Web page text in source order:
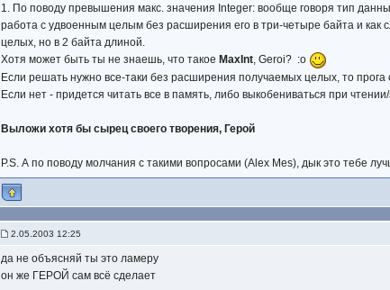
1. По поводу превышения макс. значения Integer: вообще говоря тип
работа с удвоенным целым без расширения его в три-четыре байта и как
целых, но в 2 байта длиной.
Хотя может быть ты не знаешь, что такое MaxInt, Geroi? :o
Если решать нужно все-таки без расширения получаемых целых, то
Если нет - придется читать все в память, либо выкобениваться при
Выложи хотя бы сырец своего творения, Герой
P.S. А по поводу молчания с такими вопросами (Alex Mes), дык это тебе
2.05.2003 12:25
да не объясняй ты это ламеру
он же ГЕРОЙ сам всё сделает